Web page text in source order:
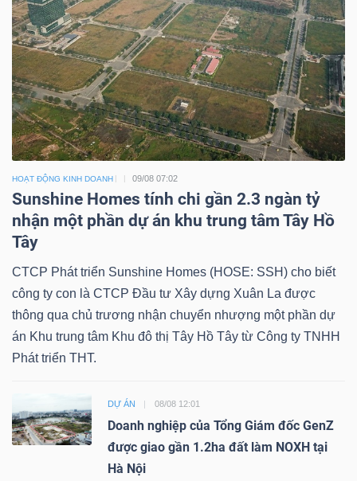
HOẠT ĐỘNG KINH DOANH 09/08 07:02
Sunshine Homes tính chi gần 2.3 ngàn tỷ
nhận một phần dự án khu trung tâm Tây Hồ
Tây
CTCP Phát triển Sunshine Homes (HOSE: SSH) cho biết
công ty con là CTCP Đầu tư Xây dựng Xuân La được
thông qua chủ trương nhận chuyển nhượng một phần dự
án Khu trung tâm Khu đô thị Tây Hồ Tây từ Công ty TNHH
Phát triển THT.
DỰ ÁN 08/08 12:01
Doanh nghiệp của Tổng Giám đốc GenZ
được giao gần 1.2ha đất làm NOXH tại
Hà Nội